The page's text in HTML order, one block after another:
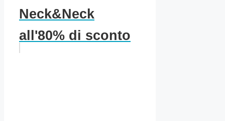
Neck&Neck
all'80% di sconto